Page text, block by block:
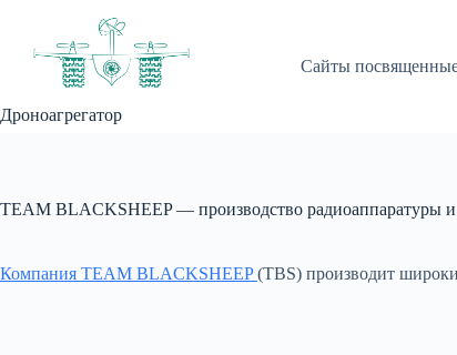
Дроноагрегатор
Сайты
TEAM BLACKSHEEP — производство радиоаппаратуры и
Компания TEAM BLACKSHEEP(TBS) производит